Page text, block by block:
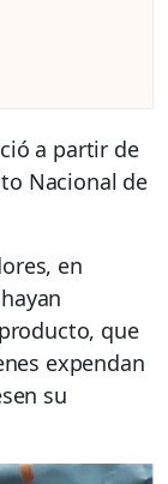
a partir de
Nacional de
en
que
expendan
su